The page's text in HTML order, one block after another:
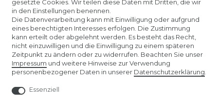
Unser Affiliate-Programm bei ADCELL
gesetzte Cookies. Wir teilen diese Daten mit Dritten, die wir
in den Einstellungen benennen.
Die Datenverarbeitung kann mit Einwilligung oder aufgrund
eines berechtigten Interesses erfolgen. Die Zustimmung
kann erteilt oder abgelehnt werden. Es besteht das Recht,
nicht einzuwilligen und die Einwilligung zu einem späteren
Zeitpunkt zu ändern oder zu widerrufen. Beachten Sie unser
Impressum und weitere Hinweise zur Verwendung
personenbezogener Daten in unserer Daten­schutz­erklärung
Essenziell